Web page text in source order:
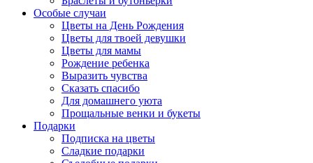
Особые случаи
Цветы на День Рождения
Цветы для твоей девушки
Цветы для мамы
Рождение ребенка
Выразить чувства
Сказать спасибо
Для домашнего уюта
Прощальные венки и букеты
Подарки
Подписка на цветы
Сладкие подарки